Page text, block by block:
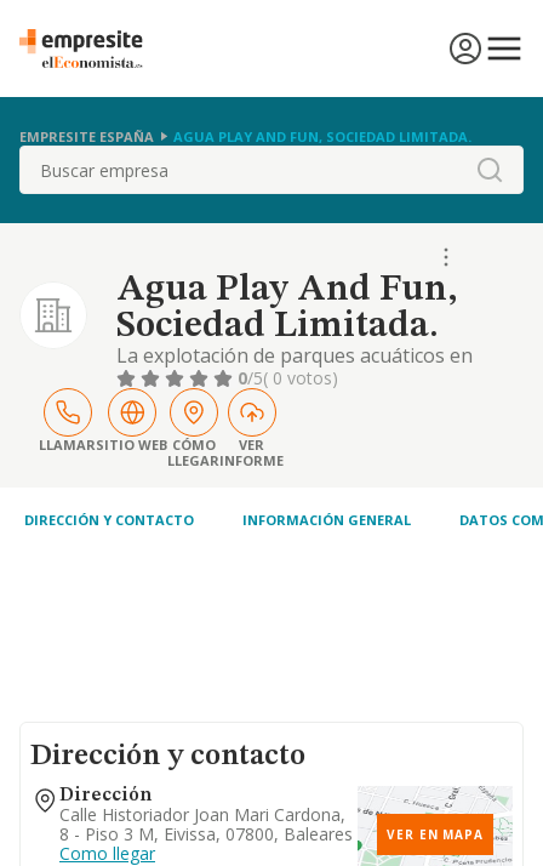
EMPRESITE ESPAÑA AGUA PLAY AND FUN, SOCIEDAD LIMITADA.
Buscar
Agua Play And Fun,
Sociedad Limitada.
La explotación de parques acuáticos en
instalaciones fija y provisionales.
importación, compraventa y
comercialización al mayor y al menor de todo
tipo de madera, muebles de madera y
decoración de madera
0/5( 0 votos)
LLAMARSITIO WEB CÓMO
LLEGAR
VER
INFORME
DIRECCIÓN Y CONTACTO INFORMACIÓN GENERAL DATOS
Dirección y contacto
Dirección
Calle Historiador Joan Mari Cardona,
8 - Piso 3 M, Eivissa, 07800, Baleares
Como llegar
VER EN MAPA